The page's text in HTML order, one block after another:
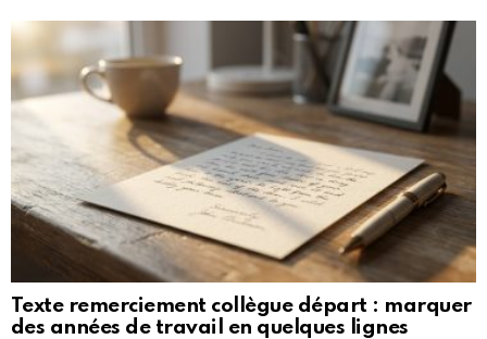
Texte remerciement collègue départ : marquer
des années de travail en quelques lignes